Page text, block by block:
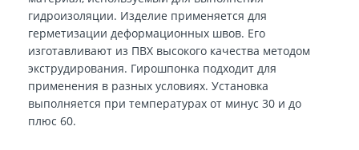
гидроизоляции. Изделие применяется для
герметизации деформационных швов. Его
изготавливают из ПВХ высокого качества методом
экструдирования. Гирошпонка подходит для
применения в разных условиях. Установка
выполняется при температурах от минус 30 и до
плюс 60.